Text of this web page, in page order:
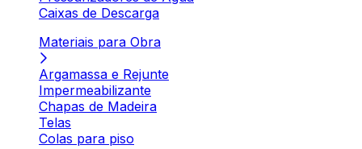
Caixas de Descarga
Materiais para Obra
Argamassa e Rejunte
Impermeabilizante
Chapas de Madeira
Telas
Colas para piso